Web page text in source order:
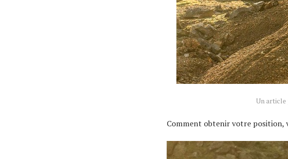
Un article
Comment obtenir votre position,